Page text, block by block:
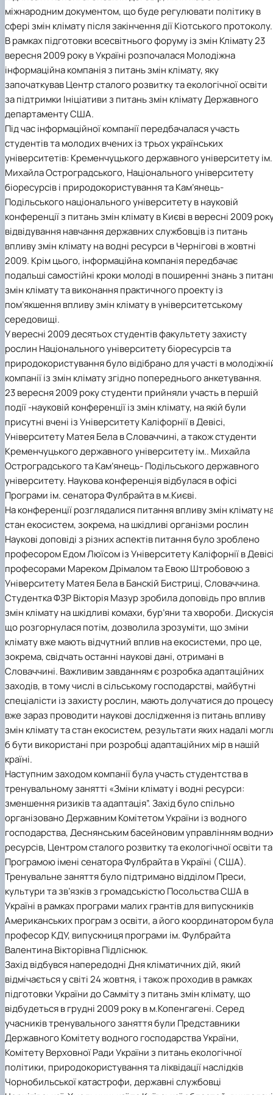
Забезпечення ОПП «Екологічний контроль
аудит»
міжнародним документом, що буде регулювати політику в
сфері змін клімату після закінчення дії Кіотського протоколу.
В рамках підготовки всесвітнього форуму із змін Клімату 23
вересня 2009 року в Україні розпочалася Молодіжна
інформаційна компанія з питань змін клімату, яку
започаткував Центр сталого розвитку та екологічної освіти
за підтримки Ініціативи з питань змін клімату Державного
департаменту США.
Під час інформаційної компанії передбачалася участь
студентів та молодих вчених із трьох українських
університетів: Кременчуцького державного університету
Михайла Остроградського, Національного університету
біоресурсів і природокористування та Кам’янець-
Подільського національного університету в науковій
конференції з питань змін клімату в Києві в вересні 2009
відвідування навчання державних службовців із питань
впливу змін клімату на водні ресурси в Чернігові в жовтні
2009. Крім цього, інформаційна компанія передбачає
подальші самостійні кроки молоді в поширенні знань з
змін клімату та виконання практичного проекту із
пом’якшення впливу змін клімату в університетському
середовищі.
У вересні 2009 десятьох студентів факультету захисту
рослин Національного університету біоресурсів та
природокористування було відібрано для участі в
компанії із змін клімату згідно попереднього анкетування.
23 вересня 2009 року студенти прийняли участь в першій
події -науковій конференції із змін клімату, на якій були
присутні вчені із Університету Каліфорнії в Девісі,
Університету Матея Бела в Словаччині, а також студенти
Кременчуцького державного університету ім.. Михайла
Остроградського та Кам’янець- Подільського державного
університету. Наукова конференція відбулася в офісі
Програми ім. сенатора Фулбрайта в м.Києві.
На конференції розглядалися питання впливу змін клімату
стан екосистем, зокрема, на шкідливі організми рослин
Наукові доповіді з різних аспектів питання було зроблено
професором Едом Люїсом із Університету Каліфорнії в
професорами Мареком Дрімалом та Евою Штробовою з
Університету Матея Бела в Банскій Бистриці, Словаччина.
Студентка ФЗР Вікторія Мазур зробила доповідь про вплив
змін клімату на шкідливі комахи, бур’яни та хвороби.
що розгорнулася потім, дозволила зрозуміти, що зміни
клімату вже мають відчутний вплив на екосистеми, про це,
зокрема, свідчать останні наукові дані, отримані в
Словаччині. Важливим завданням є розробка адаптаційних
заходів, в тому числі в сільському господарстві, майбутні
спеціалісти із захисту рослин, мають долучатися до процесу
вже зараз проводити наукові дослідження із питань впливу
змін клімату та стан екосистем, результати яких надалі
б бути використані при розробці адаптаційних мір в нашій
країні.
Наступним заходом компанії була участь студентства в
тренувальному занятті «Зміни клімату і водні ресурси:
зменшення ризиків та адаптація”. Захід було спільно
організовано Державним Комітетом України із водного
господарства, Деснянським басейновим управлінням
ресурсів, Центром сталого розвитку та екологічної освіти та
Програмою імені сенатора Фулбрайта в Україні ( США).
Тренувальне заняття було підтримано відділом Преси,
культури та зв’язків з громадськістю Посольства США в
Україні в рамках програми малих грантів для випускників
Американських програм з освіти, а його координатором була
професор КДУ, випускниця програми ім. Фулбрайта
Валентина Вікторівна Підліснюк.
Захід відбувся напередодні Дня кліматичних дій, який
відмічається у світі 24 жовтня, і також проходив в рамках
підготовки України до Самміту з питань змін клімату, що
відбудеться в грудні 2009 року в м.Копенгагені. Серед
учасників тренувального заняття були Представники
Державного Комітету водного господарства України,
Комітету Верховної Ради України з питань екологічної
політики, природокористування та ліквідації наслідків
Чорнобильської катастрофи, державні службовці